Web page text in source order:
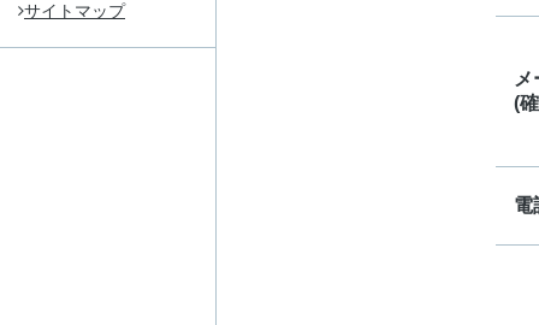
サイトマップ
(
電